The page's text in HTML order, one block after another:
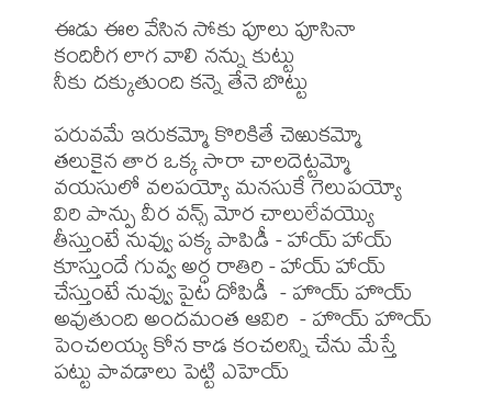
ఈడు ఈల వేసిన సోకు పూలు పూసినా
కందిరీగ లాగ వాలి నన్ను కుట్టు
నీకు దక్కుతుంది కన్నె తేనె బొట్టు
పరువమే ఇరుకమ్మో కొరికితే చెఱుకమ్మో
తలుకైన తార ఒక్క సారా చాలదెట్టమ్మో
వయసులో వలపయ్యో మనసుకే గెలుపయ్యో
విరి పాన్పు వీర వన్స్ మోర చాలులేవయ్యొ
తీస్తుంటే నువ్వు పక్క పాపిడీ - హాయ్ హాయ్
కూస్తుందే గువ్వ అర్ధ రాతిరి - హాయ్ హాయ్
చేస్తుంటే నువ్వు పైట దోపిడీ  - హొయ్ హొయ్
అవుతుంది అందమంత ఆవిరి  - హొయ్ హొయ్
పెంచలయ్య కోన కాడ కంచలన్ని చేను మేస్తే
పట్టు పావడాలు పెట్టి ఎహెయ్